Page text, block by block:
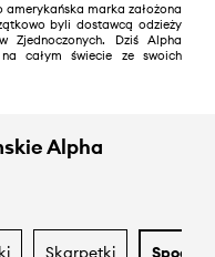
amerykańska marka założona
byli dostawcą odzieży
Zjednoczonych. Dziś Alpha
na całym świecie ze swoich
Alpha
skarpetki